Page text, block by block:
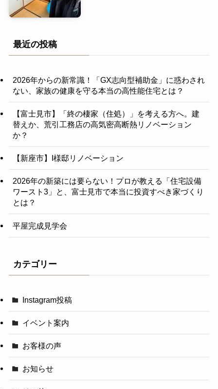
最近の投稿
2026年からの新常識！「GX志向型補助金」に惑わされ
ない、家族の健康を守る本当の高性能住宅とは？
【富士見市】「終の棲家（住処）」を考える方へ。建
替えか、荒引工務店の高気密高断熱リノベーション
か？
【新座市】I様邸リノベーション
2026年の新築には要らない！プロが教える「住宅設備
ワースト3」と、富士見市で本当に投資すべき家づくり
とは？
平屋完成見学会
カテゴリー
Instagram投稿
イベント案内
お客様の声
お知らせ